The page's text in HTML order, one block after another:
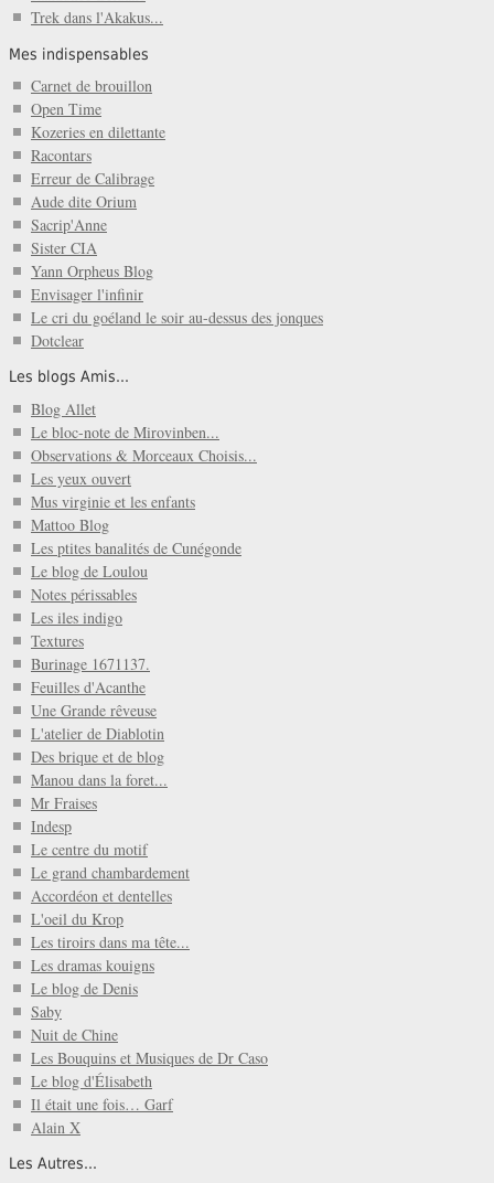
Trek dans l'Akakus...
Mes indispensables
Carnet de brouillon
Open Time
Kozeries en dilettante
Racontars
Erreur de Calibrage
Aude dite Orium
Sacrip'Anne
Sister CIA
Yann Orpheus Blog
Envisager l'infinir
Le cri du goéland le soir au-dessus des jonques
Dotclear
Les blogs Amis...
Blog Allet
Le bloc-note de Mirovinben...
Observations & Morceaux Choisis...
Les yeux ouvert
Mus virginie et les enfants
Mattoo Blog
Les ptites banalités de Cunégonde
Le blog de Loulou
Notes périssables
Les iles indigo
Textures
Burinage 1671137.
Feuilles d'Acanthe
Une Grande rêveuse
L'atelier de Diablotin
Des brique et de blog
Manou dans la foret...
Mr Fraises
Indesp
Le centre du motif
Le grand chambardement
Accordéon et dentelles
L'oeil du Krop
Les tiroirs dans ma tête...
Les dramas kouigns
Le blog de Denis
Saby
Nuit de Chine
Les Bouquins et Musiques de Dr Caso
Le blog d'Élisabeth
Il était une fois… Garf
Alain X
Les Autres...